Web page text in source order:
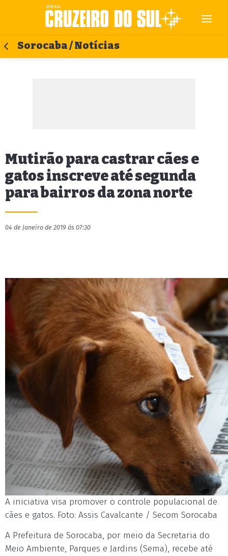
Sorocaba / Notícias
Mutirão para castrar cães e
gatos inscreve até segunda
para bairros da zona norte
04 de Janeiro de 2019 às 07:30
A iniciativa visa promover o controle populacional de
cães e gatos. Foto: Assis Cavalcante / Secom Sorocaba
A Prefeitura de Sorocaba, por meio da Secretaria do
Meio Ambiente, Parques e Jardins (Sema), recebe até